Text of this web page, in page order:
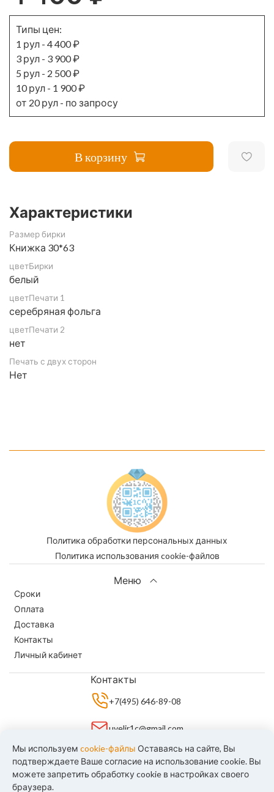
Типы цен:
1 рул - 4 400 ₽
3 рул - 3 900 ₽
5 рул - 2 500 ₽
10 рул - 1 900 ₽
от 20 рул - по запросу
В корзину
Характеристики
Размер бирки
Книжка 30*63
цветБирки
белый
цветПечати 1
серебряная фольга
цветПечати 2
нет
Печать с двух сторон
Нет
Мы используем cookie-файлы Оставаясь на сайте, Вы
подтверждаете Ваше согласие на использование cookie. Вы
можете запретить обработку cookie в настройках своего
браузера.
Политика обработки персональных данных
Политика использования cookie-файлов
Меню
Сроки
Оплата
Доставка
Контакты
Личный кабинет
Контакты
+7(495) 646-89-08
uvelir1c@gmail.com
+7(906) 035 8903